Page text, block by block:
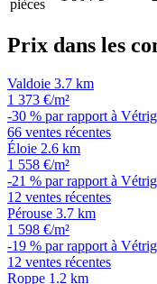
pièces
Prix dans les
Valdoie 3.7 km
1 373 €/m²
-30 % par rapport à
66 ventes récentes
Éloie 2.6 km
1 558 €/m²
-21 % par rapport à
12 ventes récentes
Pérouse 3.7 km
1 598 €/m²
-19 % par rapport à
12 ventes récentes
Roppe 1.2 km